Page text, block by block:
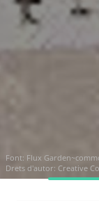
Font: Flux
Drets d'autor: Creative